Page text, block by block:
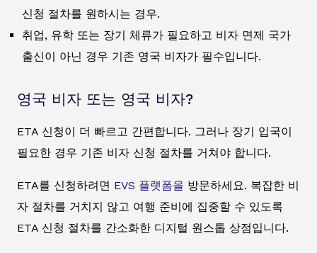
신청 절차를 원하시는 경우.
취업, 유학 또는 장기 체류가 필요하고 비자 면제 국가
출신이 아닌 경우 기존 영국 비자가 필수입니다.
영국 비자 또는 영국 비자?
ETA 신청이 더 빠르고 간편합니다. 그러나 장기 입국이
필요한 경우 기존 비자 신청 절차를 거쳐야 합니다.
ETA를 신청하려면 EVS 플랫폼을 방문하세요. 복잡한 비
자 절차를 거치지 않고 여행 준비에 집중할 수 있도록
ETA 신청 절차를 간소화한 디지털 원스톱 상점입니다.